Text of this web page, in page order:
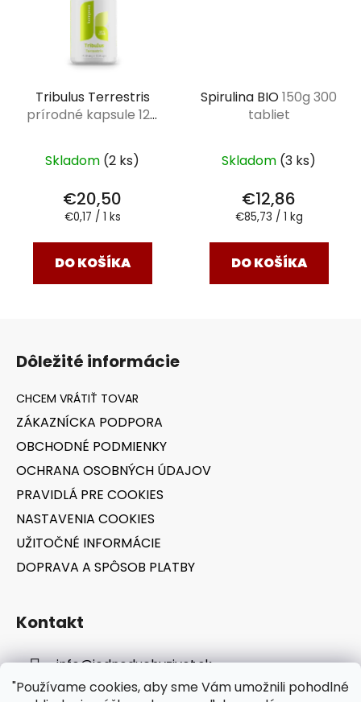
"Používame cookies, aby sme Vám umožnili pohodlné
Tribulus Terrestris
prírodné kapsule 120
Skladom (2 ks)
€20,50
Jednotková
€0,17 / 1 ks
DO KOŠÍKA
Spirulina BIO150g 300
tabliet
Skladom (3 ks)
€12,86
Jednotková
€85,73 / 1 kg
DO KOŠÍKA
Dôležité informácie
ZÁKAZNÍCKA PODPORA
OBCHODNÉ PODMIENKY
OCHRANA OSOBNÝCH ÚDAJOV
PRAVIDLÁ PRE COOKIES
NASTAVENIA COOKIES
UŽITOČNÉ INFORMÁCIE
DOPRAVA A SPÔSOB PLATBY
Kontakt
info@jednoduchyzivot.sk